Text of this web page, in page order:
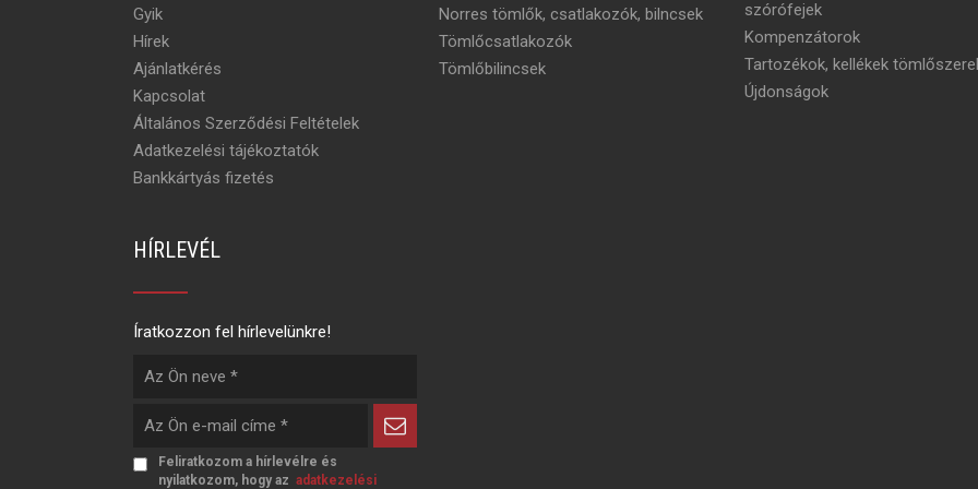
Gyik
Hírek
Ajánlatkérés
Kapcsolat
Általános Szerződési Feltételek
Adatkezelési tájékoztatók
Bankkártyás fizetés
Norres tömlők, csatlakozók, bilncsek
Tömlőcsatlakozók
Tömlőbilincsek
szórófejek
Kompenzátorok
Tartozékok, kellékek
Újdonságok
HÍRLEVÉL
Íratkozzon fel hírlevelünkre!
Feliratkozom a hírlevélre és
nyilatkozom, hogy azadatkezelési